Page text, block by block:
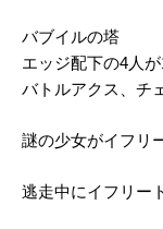
バブイルの塔
エッジ配下の4人
バトルアクス、チ
謎の少女がイフリ
逃走中にイフリー